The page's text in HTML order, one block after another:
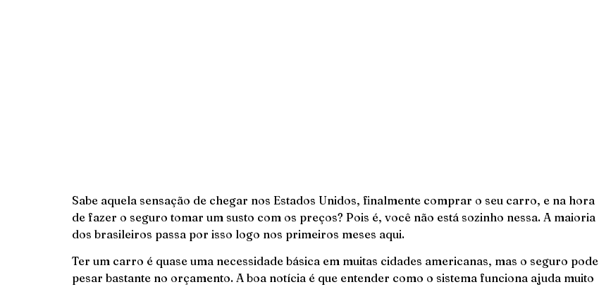
Sabe aquela sensação de chegar nos Estados Unidos, finalmente comprar o seu carro, e na hora
de fazer o seguro tomar um susto com os preços? Pois é, você não está sozinho nessa. A maioria
dos brasileiros passa por isso logo nos primeiros meses aqui.
Ter um carro é quase uma necessidade básica em muitas cidades americanas, mas o seguro pode
pesar bastante no orçamento. A boa notícia é que entender como o sistema funciona ajuda muito